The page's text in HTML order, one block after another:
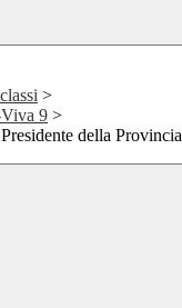
>
9 >
della Provincia